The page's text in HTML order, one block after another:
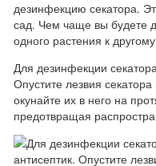
Для дезинфекции
Опустите лезвия
окунайте их в него на
предотвращая